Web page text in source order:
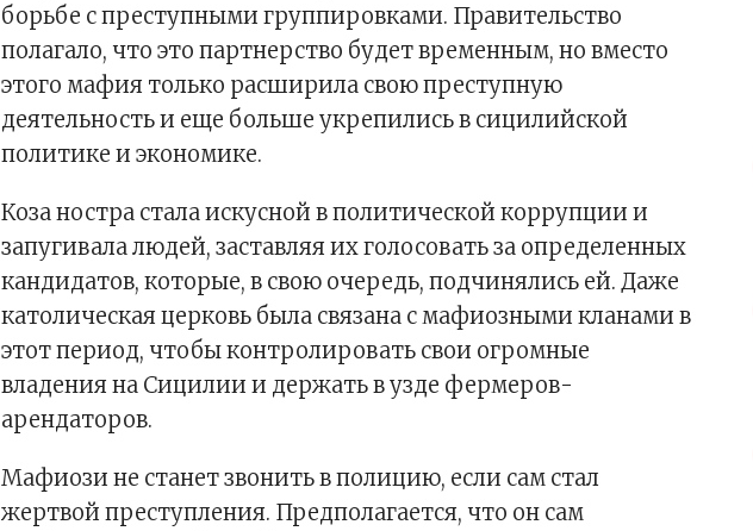
борьбе с преступными группировками. Правительство
полагало, что это партнерство будет временным, но вместо
этого мафия только расширила свою преступную
деятельность и еще больше укрепились в сицилийской
политике и экономике.
Коза ностра стала искусной в политической коррупции и
запугивала людей, заставляя их голосовать за определенных
кандидатов, которые, в свою очередь, подчинялись ей. Даже
католическая церковь была связана с мафиозными кланами в
этот период, чтобы контролировать свои огромные
владения на Сицилии и держать в узде фермеров-
арендаторов.
Мафиози не станет звонить в полицию, если сам стал
жертвой преступления. Предполагается, что он сам